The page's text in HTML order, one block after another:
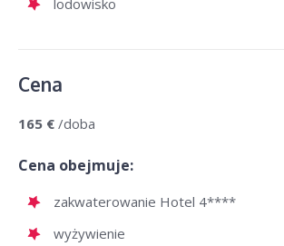
lodowisko
Cena
165 € /doba
Cena obejmuje:
zakwaterowanie Hotel 4****
wyżywienie